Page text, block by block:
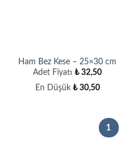
Ham Bez Kese – 25×30 cm
Adet Fiyatı ₺ 32,50
En Düşük ₺30,50
1